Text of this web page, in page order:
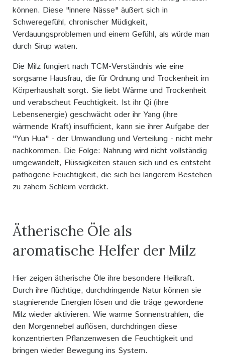
können. Diese "innere Nässe" äußert sich in
Schweregefühl, chronischer Müdigkeit,
Verdauungsproblemen und einem Gefühl, als würde man
durch Sirup waten.
Die Milz fungiert nach TCM-Verständnis wie eine
sorgsame Hausfrau, die für Ordnung und Trockenheit im
Körperhaushalt sorgt. Sie liebt Wärme und Trockenheit
und verabscheut Feuchtigkeit. Ist ihr Qi (ihre
Lebensenergie) geschwächt oder ihr Yang (ihre
wärmende Kraft) insufficient, kann sie ihrer Aufgabe der
"Yun Hua" - der Umwandlung und Verteilung - nicht mehr
nachkommen. Die Folge: Nahrung wird nicht vollständig
umgewandelt, Flüssigkeiten stauen sich und es entsteht
pathogene Feuchtigkeit, die sich bei längerem Bestehen
zu zähem Schleim verdickt.
Ätherische Öle als
aromatische Helfer der Milz
Hier zeigen ätherische Öle ihre besondere Heilkraft.
Durch ihre flüchtige, durchdringende Natur können sie
stagnierende Energien lösen und die träge gewordene
Milz wieder aktivieren. Wie warme Sonnenstrahlen, die
den Morgennebel auflösen, durchdringen diese
konzentrierten Pflanzenwesen die Feuchtigkeit und
bringen wieder Bewegung ins System.